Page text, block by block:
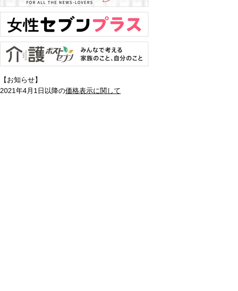
【お知らせ】
2021年4月1日以降の価格表示に関して